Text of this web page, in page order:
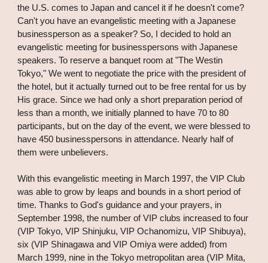
the U.S. comes to Japan and cancel it if he doesn't come?
Can't you have an evangelistic meeting with a Japanese
businessperson as a speaker? So, I decided to hold an
evangelistic meeting for businesspersons with Japanese
speakers. To reserve a banquet room at "The Westin
Tokyo," We went to negotiate the price with the president of
the hotel, but it actually turned out to be free rental for us by
His grace. Since we had only a short preparation period of
less than a month, we initially planned to have 70 to 80
participants, but on the day of the event, we were blessed to
have 450 businesspersons in attendance. Nearly half of
them were unbelievers.
With this evangelistic meeting in March 1997, the VIP Club
was able to grow by leaps and bounds in a short period of
time. Thanks to God's guidance and your prayers, in
September 1998, the number of VIP clubs increased to four
(VIP Tokyo, VIP Shinjuku, VIP Ochanomizu, VIP Shibuya),
six (VIP Shinagawa and VIP Omiya were added) from
March 1999, nine in the Tokyo metropolitan area (VIP Mita,